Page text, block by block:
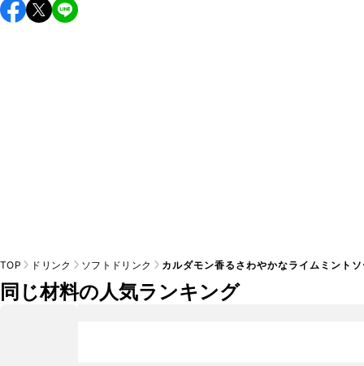
こちらのレシピは出来たてをお召し上がりいただくことをお
すすめします。
TOP ドリンク ソフトドリンク カルダモン香るさわやかなライムミント
同じ材料の人気ランキング